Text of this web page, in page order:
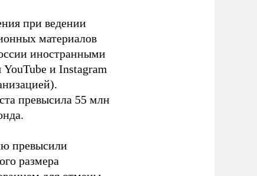
при ведении
материалов
иностранными
и Instagram
превысила 55 млн
превысили
размера